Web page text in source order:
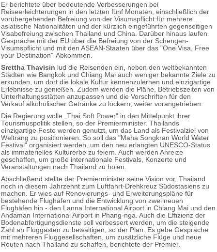
Er berichtete über bedeutende Verbesserungen bei
Reiseerleichterungen in den letzten fünf Monaten, einschließlich der
vorübergehenden Befreiung von der Visumspflicht für mehrere
asiatische Nationalitäten und der kürzlich eingeführten gegenseitigen
Visabefreiung zwischen Thailand und China. Darüber hinaus laufen
Gespräche mit der EU über die Befreiung von der Schengen-
Visumspflicht und mit den ASEAN-Staaten über das "One Visa, Free
your Destination"-Abkommen.
Srettha Thavisin lud die Reisenden ein, neben den weltbekannten
Städten wie Bangkok und Chiang Mai auch weniger bekannte Ziele zu
erkunden, um dort die lokale Kultur kennenzulernen und einzigartige
Erlebnisse zu genießen. Zudem werden die Pläne, Betriebszeiten von
Unterhaltungsstätten anzupassen und die Vorschriften für den
Verkauf alkoholischer Getränke zu lockern, weiter vorangetrieben.
Die Regierung wolle „Thai Soft Power“ in den Mittelpunkt ihrer
Tourismuspolitik stellen, so der Premierminister. Thailands
einzigartige Feste werden genutzt, um das Land als Festivalziel von
Weltrang zu positionieren. So soll das "Maha Songkran World Water
Festival" organisiert werden, um den neu erlangten UNESCO-Status
als immaterielles Kulturerbe zu feiern. Auch werden Anreize
geschaffen, um große internationale Festivals, Konzerte und
Veranstaltungen nach Thailand zu holen.
Abschließend stellte der Premierminister seine Vision vor, Thailand
noch in diesem Jahrzehnt zum Luftfahrt-Drehkreuz Südostasiens zu
machen. Er wies auf Renovierungs- und Erweiterungspläne für
bestehende Flughäfen und die Entwicklung von zwei neuen
Flughäfen hin - den Lanna International Airport in Chiang Mai und den
Andaman International Airport in Phang-nga. Auch die Effizienz der
Bodenabfertigungsdienste soll verbessert werden, um die steigende
Zahl an Fluggästen zu bewältigen, so der Plan. Es gebe Gespräche
mit mehreren Fluggesellschaften, um zusätzliche Flüge und neue
Routen nach Thailand zu schaffen, berichtete der Premier.